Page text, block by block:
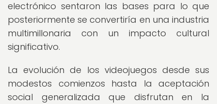
electrónico sentaron las bases para lo que
posteriormente se convertiría en una industria
multimillonaria con un impacto cultural
significativo.
La evolución de los videojuegos desde sus
modestos comienzos hasta la aceptación
social generalizada que disfrutan en la